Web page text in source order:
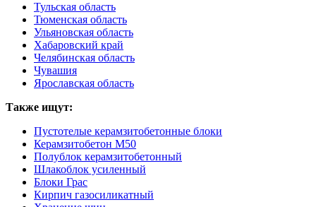
Тульская область
Тюменская область
Ульяновская область
Хабаровский край
Челябинская область
Чувашия
Ярославская область
Также ищут:
Пустотелые керамзитобетонные блоки
Керамзитобетон М50
Полублок керамзитобетонный
Шлакоблок усиленный
Блоки Грас
Кирпич газосиликатный